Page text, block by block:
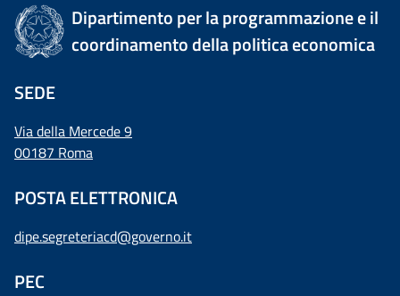
Dipartimento per la programmazione e il
coordinamento della politica economica
SEDE
Via della Mercede 9
00187 Roma
POSTA ELETTRONICA
dipe.segreteriacd@governo.it
PEC